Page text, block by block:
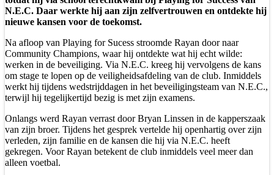
N.E.C. Daar werkte hij aan zijn zelfvertrouwen en ontdekte hij
nieuwe kansen voor de toekomst.
Na afloop van Playing for Sucess stroomde Rayan door naar
Community Champions, waar hij ontdekte wat hij echt wilde:
werken in de beveiliging. Via N.E.C. kreeg hij vervolgens de kans
om stage te lopen op de veiligheidsafdeling van de club. Inmiddels
werkt hij tijdens wedstrijddagen in het beveiligingsteam van N.E.C.,
terwijl hij tegelijkertijd bezig is met zijn examens.
Onlangs werd Rayan verrast door Bryan Linssen in de kapperszaak
van zijn broer. Tijdens het gesprek vertelde hij openhartig over zijn
verleden, zijn familie en de kansen die hij via N.E.C. heeft
gekregen. Voor Rayan betekent de club inmiddels veel meer dan
alleen voetbal.